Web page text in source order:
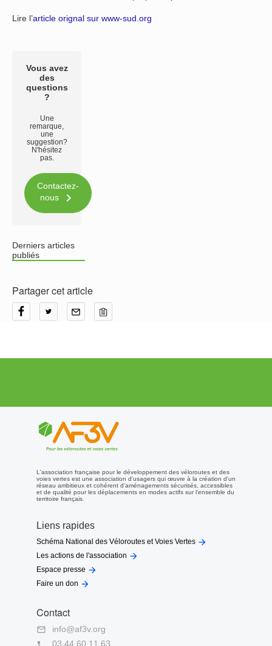
Lire l’article orignal sur www-sud.org
Vous avez
des
questions
?
Une
remarque,
une
suggestion?
N'hésitez
pas.
Contactez-
nous

Derniers articles
publiés
Partager cet article
L'association française pour le développement des véloroutes et des
voies vertes est une association d'usagers qui œuvre à la création d'un
réseau ambitieux et cohérent d'aménagements sécurisés, accessibles
et de qualité pour les déplacements en modes actifs sur l'ensemble du
territoire français.
Liens rapides
Schéma National des Véloroutes et Voies Vertes 
Les actions de l'association 
Espace presse 
Faire un don 
Contact

info@af3v.org
03 44 60 11 63